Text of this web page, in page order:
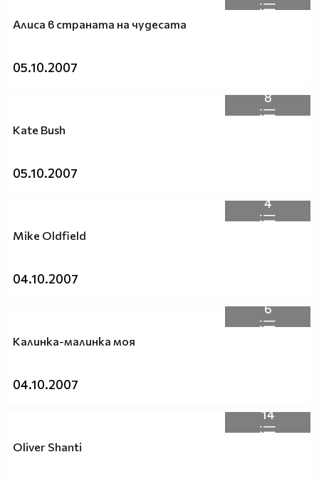
Алиса в страната на чудесата
05.10.2007
8
Kate Bush
05.10.2007
4
Mike Oldfield
04.10.2007
6
Калинка-малинка моя
04.10.2007
14
Oliver Shanti